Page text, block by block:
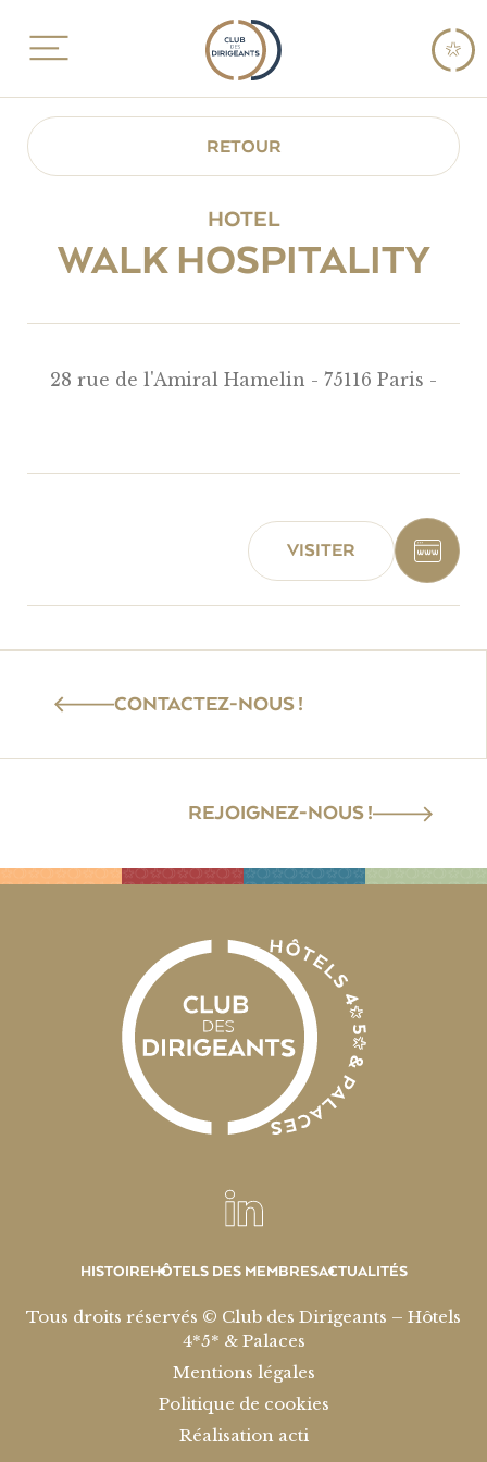
HOTEL
WALK HOSPITALITY
28 rue de l'Amiral Hamelin - 75116 Paris -
RETOUR
VISITER
CONTACTEZ-NOUS !
REJOIGNEZ-NOUS !
HISTOIREHÔTELS DES MEMBRESACTUALITÉS
Tous droits réservés © Club des Dirigeants – Hôtels
4*5* & Palaces
Mentions légales
Politique de cookies
Réalisation acti